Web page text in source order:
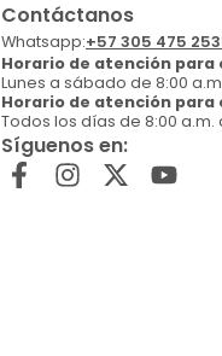
Contáctanos
Whatsapp:+57 305 475
Horario de atención para
Lunes a sábado de 8:00
Horario de atención para
Todos los días de 8:00 a.m.
Síguenos en: